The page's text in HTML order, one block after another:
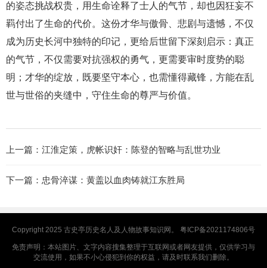
的姿态挑战权贵，用生命诠释了士人的气节，却也因狂妄不
羁付出了生命的代价。这份才华与傲骨、悲剧与遗憾，不仅
成为历史长河中独特的印记，更给后世留下深刻启示：真正
的气节，不仅需要对抗强权的勇气，更需要审时度势的聪
明；才华的绽放，既要坚守本心，也需懂得藏锋，方能在乱
世与世俗的夹缝中，守住生命的尊严与价值。
上一篇： 江淮定策，虎帐识奸：陈登的智略与乱世功业
下一篇： 忠骨淬谋：黄盖以血肉铸就江东胜局
Copyright 2025 古史亭历史名人及人物故事知识网。 粤ICP备2021174806号
免责声明：本站图片、文字内容搜集整理于互联网或者网友提供，仅供学习与
交流使用，如果不小心侵犯到你的权益，请及时联系我们删除。